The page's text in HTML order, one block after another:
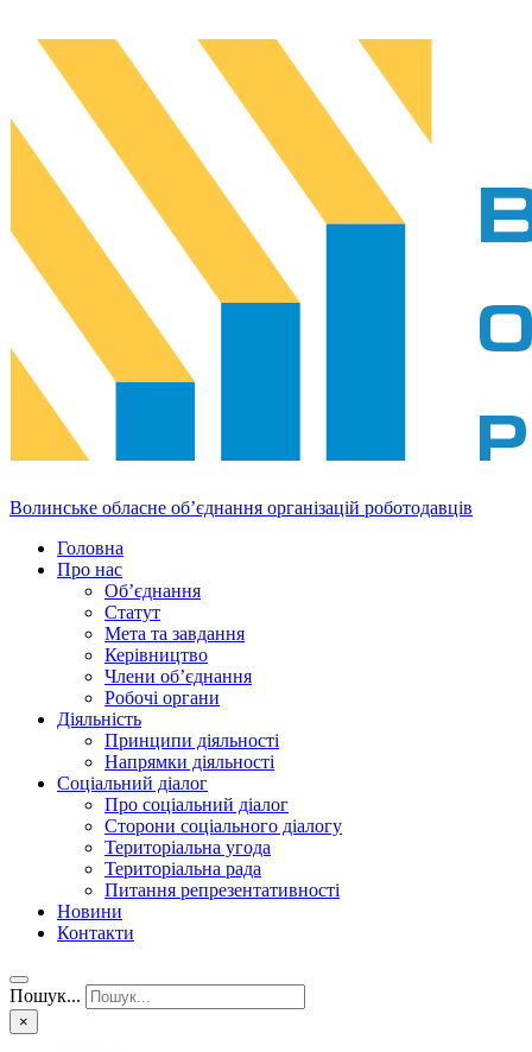
Волинське обласне об’єднання організацій роботодавців
Головна
Про нас
Об’єднання
Статут
Мета та завдання
Керівництво
Члени об’єднання
Робочі органи
Діяльність
Принципи діяльності
Напрямки діяльності
Соціальний діалог
Про соціальний діалог
Сторони соціального діалогу
Територіальна угода
Територіальна рада
Питання репрезентативності
Новини
Контакти
Пошук...
×